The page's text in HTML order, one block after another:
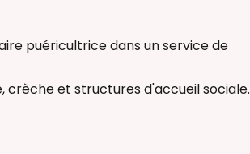
puéricultrice dans un service de
et structures d'accueil sociale.